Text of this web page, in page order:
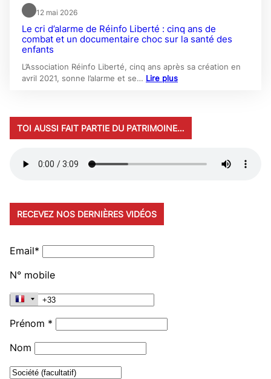
12 mai 2026
Le cri d’alarme de Réinfo Liberté : cinq ans de
combat et un documentaire choc sur la santé des
enfants
L’Association Réinfo Liberté, cinq ans après sa création en
avril 2021, sonne l’alarme et se… Lire plus
TOI AUSSI FAIT PARTIE DU PATRIMOINE…
RECEVEZ NOS DERNIÈRES VIDÉOS
Email*
N° mobile
Prénom *
Nom